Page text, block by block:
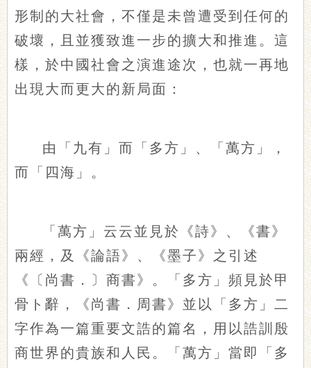
形制的大社會，不僅是未曾遭受到任何的
破壞，且並獲致進一步的擴大和推進。這
樣，於中國社會之演進途次，也就一再地
出現大而更大的新局面：
由「九有」而「多方」、「萬方」，
而「四海」。
「萬方」云云並見於《詩》、《書》
兩經，及《論語》、《墨子》之引述
《〔尚書．〕商書》。「多方」頻見於甲
骨ト辭，《尚書．周書》並以「多方」二
字作為一篇重要文誥的篇名，用以誥訓殷
商世界的貴族和人民。「萬方」當即「多